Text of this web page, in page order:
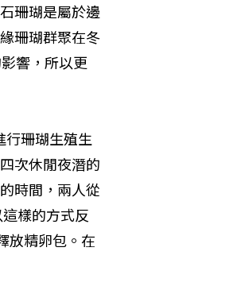
珊瑚是屬於邊
珊瑚群聚在冬
響，所以更
行珊瑚生殖生
次休閒夜潛的
時間，兩人從
樣的方式反
放精卵包。在